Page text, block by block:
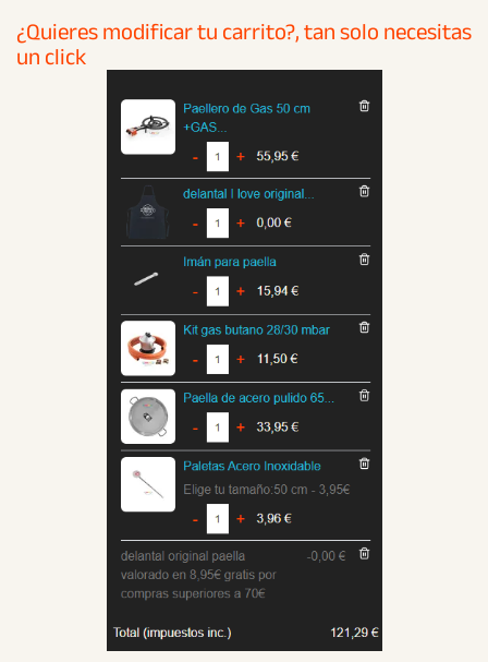
¿Quieres modificar tu carrito?, tan solo necesitas
un click